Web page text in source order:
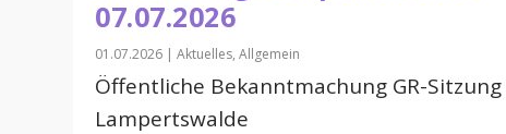
07.07.2026
01.07.2026 |Aktuelles,Allgemein
Öffentliche Bekanntmachung GR-Sitzung
Lampertswalde